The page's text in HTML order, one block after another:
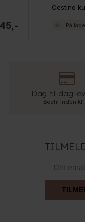
45,-
Cestino
På
Dag-til-dag
Bestil inden kl.